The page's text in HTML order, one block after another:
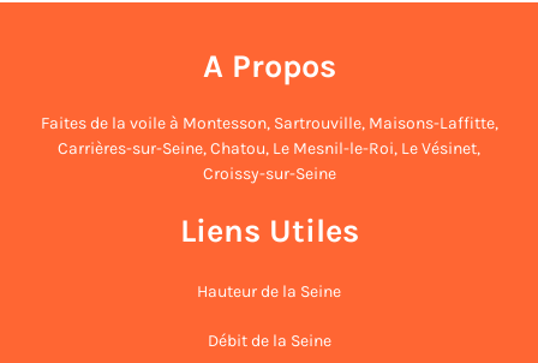
A Propos
Faites de la voile à Montesson, Sartrouville, Maisons-Laffitte,
Carrières-sur-Seine,Chatou, Le Mesnil-le-Roi, Le Vésinet,
Croissy-sur-Seine
Liens Utiles
Hauteur de la Seine
Débit de la Seine